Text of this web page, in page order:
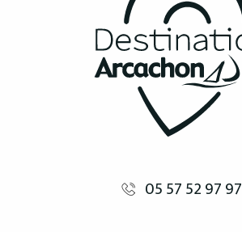
05 57 52 97 97